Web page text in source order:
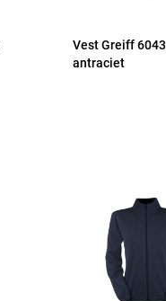
Vest Greiff
antraciet